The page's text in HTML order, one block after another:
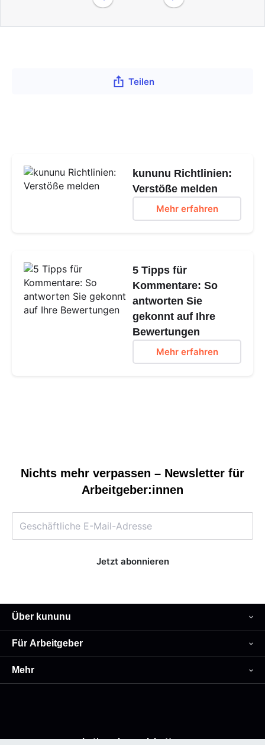
gezielt für Ihr Employer […]
Teilen
kununu Richtlinien:
Verstöße melden
Mehr erfahren
5 Tipps für
Kommentare: So
antworten Sie
gekonnt auf Ihre
Bewertungen
Mehr erfahren
Nichts mehr verpassen – Newsletter für
Arbeitgeber:innen
Über kununu
Für Arbeitgeber
Mehr
Let’s make work better.